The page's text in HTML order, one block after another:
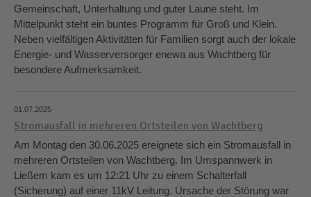
Gemeinschaft, Unterhaltung und guter Laune steht. Im
Mittelpunkt steht ein buntes Programm für Groß und Klein.
Neben vielfältigen Aktivitäten für Familien sorgt auch der lokale
Energie- und Wasserversorger enewa aus Wachtberg für
besondere Aufmerksamkeit.
01.07.2025
Stromausfall in mehreren Ortsteilen von Wachtberg
Am Montag den 30.06.2025 ereignete sich ein Stromausfall in
mehreren Ortsteilen von Wachtberg. Im Umspannwerk in
Ließem kam es um 12:21 Uhr zu einem Schalterfall
(Sicherung) auf einer 11kV Leitung. Ursache der Störung war